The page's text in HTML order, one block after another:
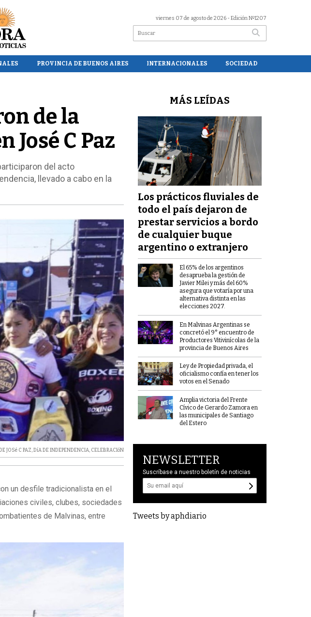
viernes 07 de agosto de 2026 - Edición Nº1207
PROVINCIA DE BUENOS AIRES INTERNACIONALES SOCIEDAD
de la
José C Paz
del acto
llevado a cabo en la
JOSé C PAZ,DíA DE INDEPENDENCIA, CELEBRACIóN
un desfile tradicionalista en el
civiles, clubes, sociedades
de Malvinas, entre
MÁS LEÍDAS
Los prácticos fluviales de
todo el país dejaron de
prestar servicios a bordo
de cualquier buque
argentino o extranjero
El 65% de los argentinos
desaprueba la gestión de
Javier Milei y más del 60%
asegura que votaría por una
alternativa distinta en las
elecciones 2027.
En Malvinas Argentinas se
concretó el 9° encuentro de
Productores Vitivinícolas de la
provincia de Buenos Aires
Ley de Propiedad privada, el
oficialismo confía en tener los
votos en el Senado
Amplia victoria del Frente
Cívico de Gerardo Zamora en
las municipales de Santiago
del Estero
NEWSLETTER
Suscríbase a nuestro boletín de noticias
Tweets by aphdiario